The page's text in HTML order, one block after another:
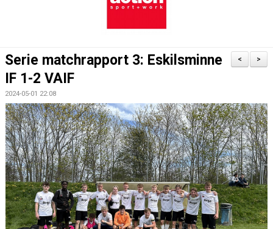
TRUPPEN
KONTAKT
>
<
Serie matchrapport 3: Eskilsminne
IF 1-2 VAIF
2024-05-01 22:08